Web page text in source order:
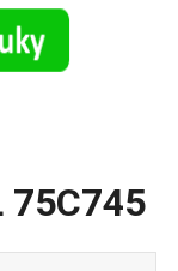
75C745